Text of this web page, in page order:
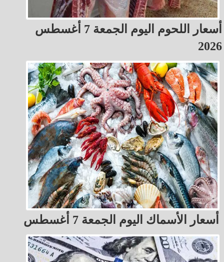
أسعار اللحوم اليوم الجمعة 7 أغسطس
2026
أسعار الأسماك اليوم الجمعة 7 أغسطس